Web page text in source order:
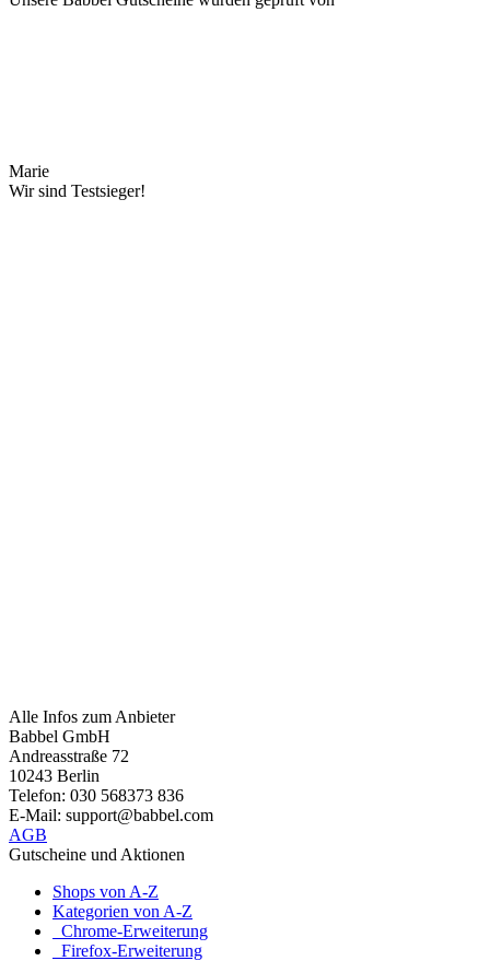
Marie
Wir sind Testsieger!
Alle Infos zum Anbieter
Babbel GmbH
Andreasstraße 72
10243 Berlin
Telefon: 030 568373 836
E-Mail: support@babbel.com
AGB
Gutscheine und Aktionen
Shops von A-Z
Kategorien von A-Z
Chrome-Erweiterung
Firefox-Erweiterung